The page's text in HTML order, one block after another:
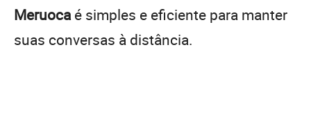
Meruoca é simples e eficiente para manter
suas conversas à distância.